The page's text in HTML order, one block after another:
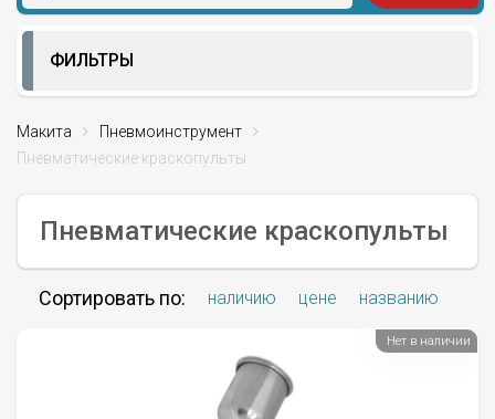
ФИЛЬТРЫ
Макита
Пневмоинструмент
Пневматические краскопульты
Пневматические краскопульты
Сортировать по: наличию цене названию
Нет в наличии